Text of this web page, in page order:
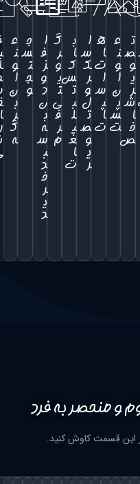
ه
ا
ت
ا
س
پ
ا
ت
ا
س
ک
ر
و
ل
ت
ص
ب
ا
ک
س
ت
ب
ل
ی
گ
ر
و
ی
ت
ی
ف
ر
م
ا
ف
ز
و
د
ن
ب
ه
س
ب
د
ج
س
ت
ج
و
ع
ن
و
ا
ن
ب
ر
گ
ه
ف
ی
ل
د
س
ف
کاوش کنید.